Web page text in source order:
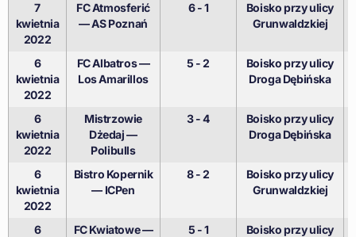
7
kwietnia
2022
FC Atmosferić
— AS Poznań
6 - 1
Boisko przy ulicy
Grunwaldzkiej
6
kwietnia
2022
FC Albatros —
Los Amarillos
5 - 2
Boisko przy ulicy
Droga Dębińska
6
kwietnia
2022
Mistrzowie
Dżedaj —
Polibulls
3 - 4
Boisko przy ulicy
Droga Dębińska
6
kwietnia
2022
Bistro Kopernik
— ICPen
8 - 2
Boisko przy ulicy
Grunwaldzkiej
6
FC Kwiatowe —
5 - 1
Boisko przy ulicy